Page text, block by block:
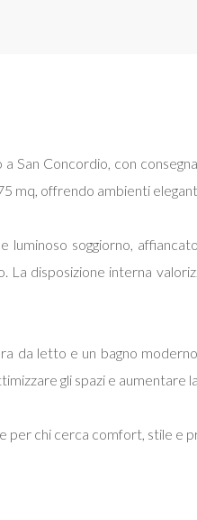
Concordio, con
mq, offrendo ambienti
soggiorno,
La disposizione interna
da letto e un bagno
gli spazi e aumentare
chi cerca comfort, stile e